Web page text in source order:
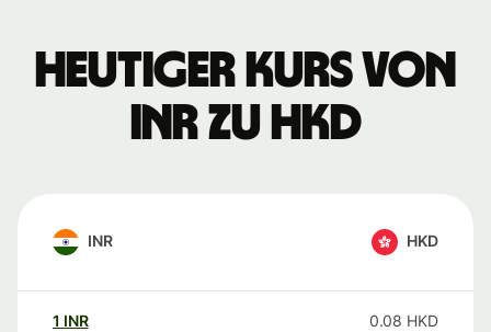
Heutiger Kurs von
INR zu HKD
INR HKD
1 INR 0.08 HKD